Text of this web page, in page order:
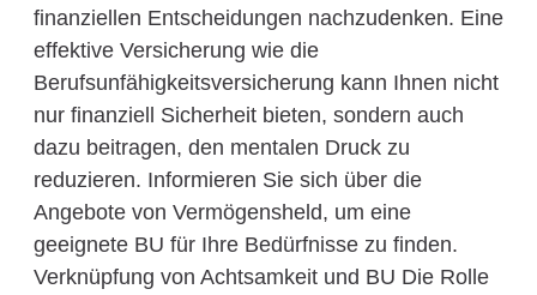
finanziellen Entscheidungen nachzudenken. Eine
effektive Versicherung wie die
Berufsunfähigkeitsversicherung kann Ihnen nicht
nur finanziell Sicherheit bieten, sondern auch
dazu beitragen, den mentalen Druck zu
reduzieren. Informieren Sie sich über die
Angebote von Vermögensheld, um eine
geeignete BU für Ihre Bedürfnisse zu finden.
Verknüpfung von Achtsamkeit und BU Die Rolle